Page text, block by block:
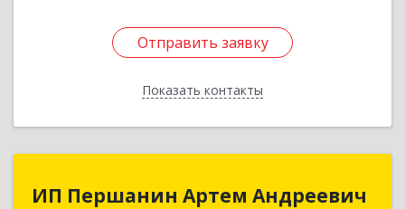
Отправить заявку
Показать контакты
Отправить заявку
Назад
ИП Першанин Артем Андреевич